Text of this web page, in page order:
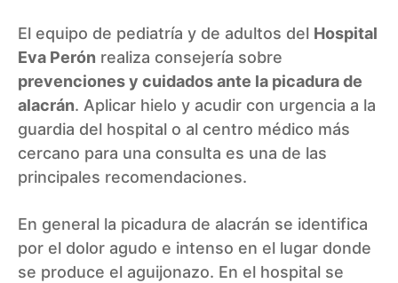
El equipo de pediatría y de adultos del Hospital
Eva Perón realiza consejería sobre
prevenciones y cuidados ante la picadura de
alacrán. Aplicar hielo y acudir con urgencia a la
guardia del hospital o al centro médico más
cercano para una consulta es una de las
principales recomendaciones.
En general la picadura de alacrán se identifica
por el dolor agudo e intenso en el lugar donde
se produce el aguijonazo. En el hospital se